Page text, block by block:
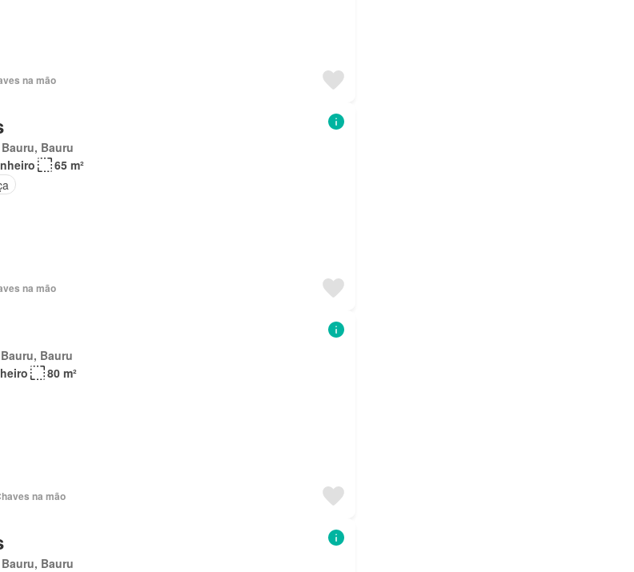
na mão
Bauru
65 m²
na mão
Bauru
80 m²
na mão
Bauru